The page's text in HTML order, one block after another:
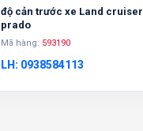
độ cản trước xe Land cruiser
prado
Mã hàng: 593190
LH: 0938584113